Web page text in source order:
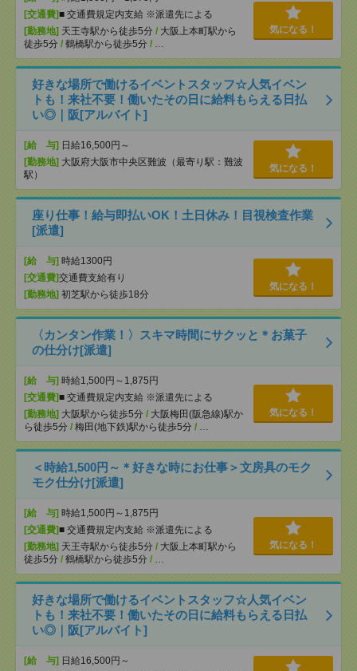
[交通費]■ 交通費規定内支給 ※派遣先による
[勤務地] 天王寺駅から徒歩5分 / 大阪上本町駅から
徒歩5分 / 鶴橋駅から徒歩5分 / …
気になる！
好きな場所で働けるイベントスタッフ☆人気イベン
トも！来社不要！働いたその日に給料もらえる日払
い◎｜阪[アルバイト]
[給 与] 日給16,500円～
[勤務地] 大阪府大阪市中央区難波（最寄り駅：難波
駅）
気になる！
座り仕事！給与即払いOK！土日休み！目視検査作業
[派遣]
[給 与] 時給1300円
[交通費]交通費支給有り
[勤務地] 初芝駅から徒歩18分
気になる！
〈カンタン作業！〉スキマ時間にサクッと＊お菓子
の仕分け[派遣]
[給 与] 時給1,500円～1,875円
[交通費]■ 交通費規定内支給 ※派遣先による
[勤務地] 大阪駅から徒歩5分 / 大阪梅田(阪急線)駅か
ら徒歩5分 / 梅田(地下鉄)駅から徒歩5分 / …
気になる！
＜時給1,500円～＊好きな時にお仕事＞文房具のモク
モク仕分け[派遣]
[給 与] 時給1,500円～1,875円
[交通費]■ 交通費規定内支給 ※派遣先による
[勤務地] 天王寺駅から徒歩5分 / 大阪上本町駅から
徒歩5分 / 鶴橋駅から徒歩5分 / …
気になる！
好きな場所で働けるイベントスタッフ☆人気イベン
トも！来社不要！働いたその日に給料もらえる日払
い◎｜阪[アルバイト]
[給 与] 日給16,500円～